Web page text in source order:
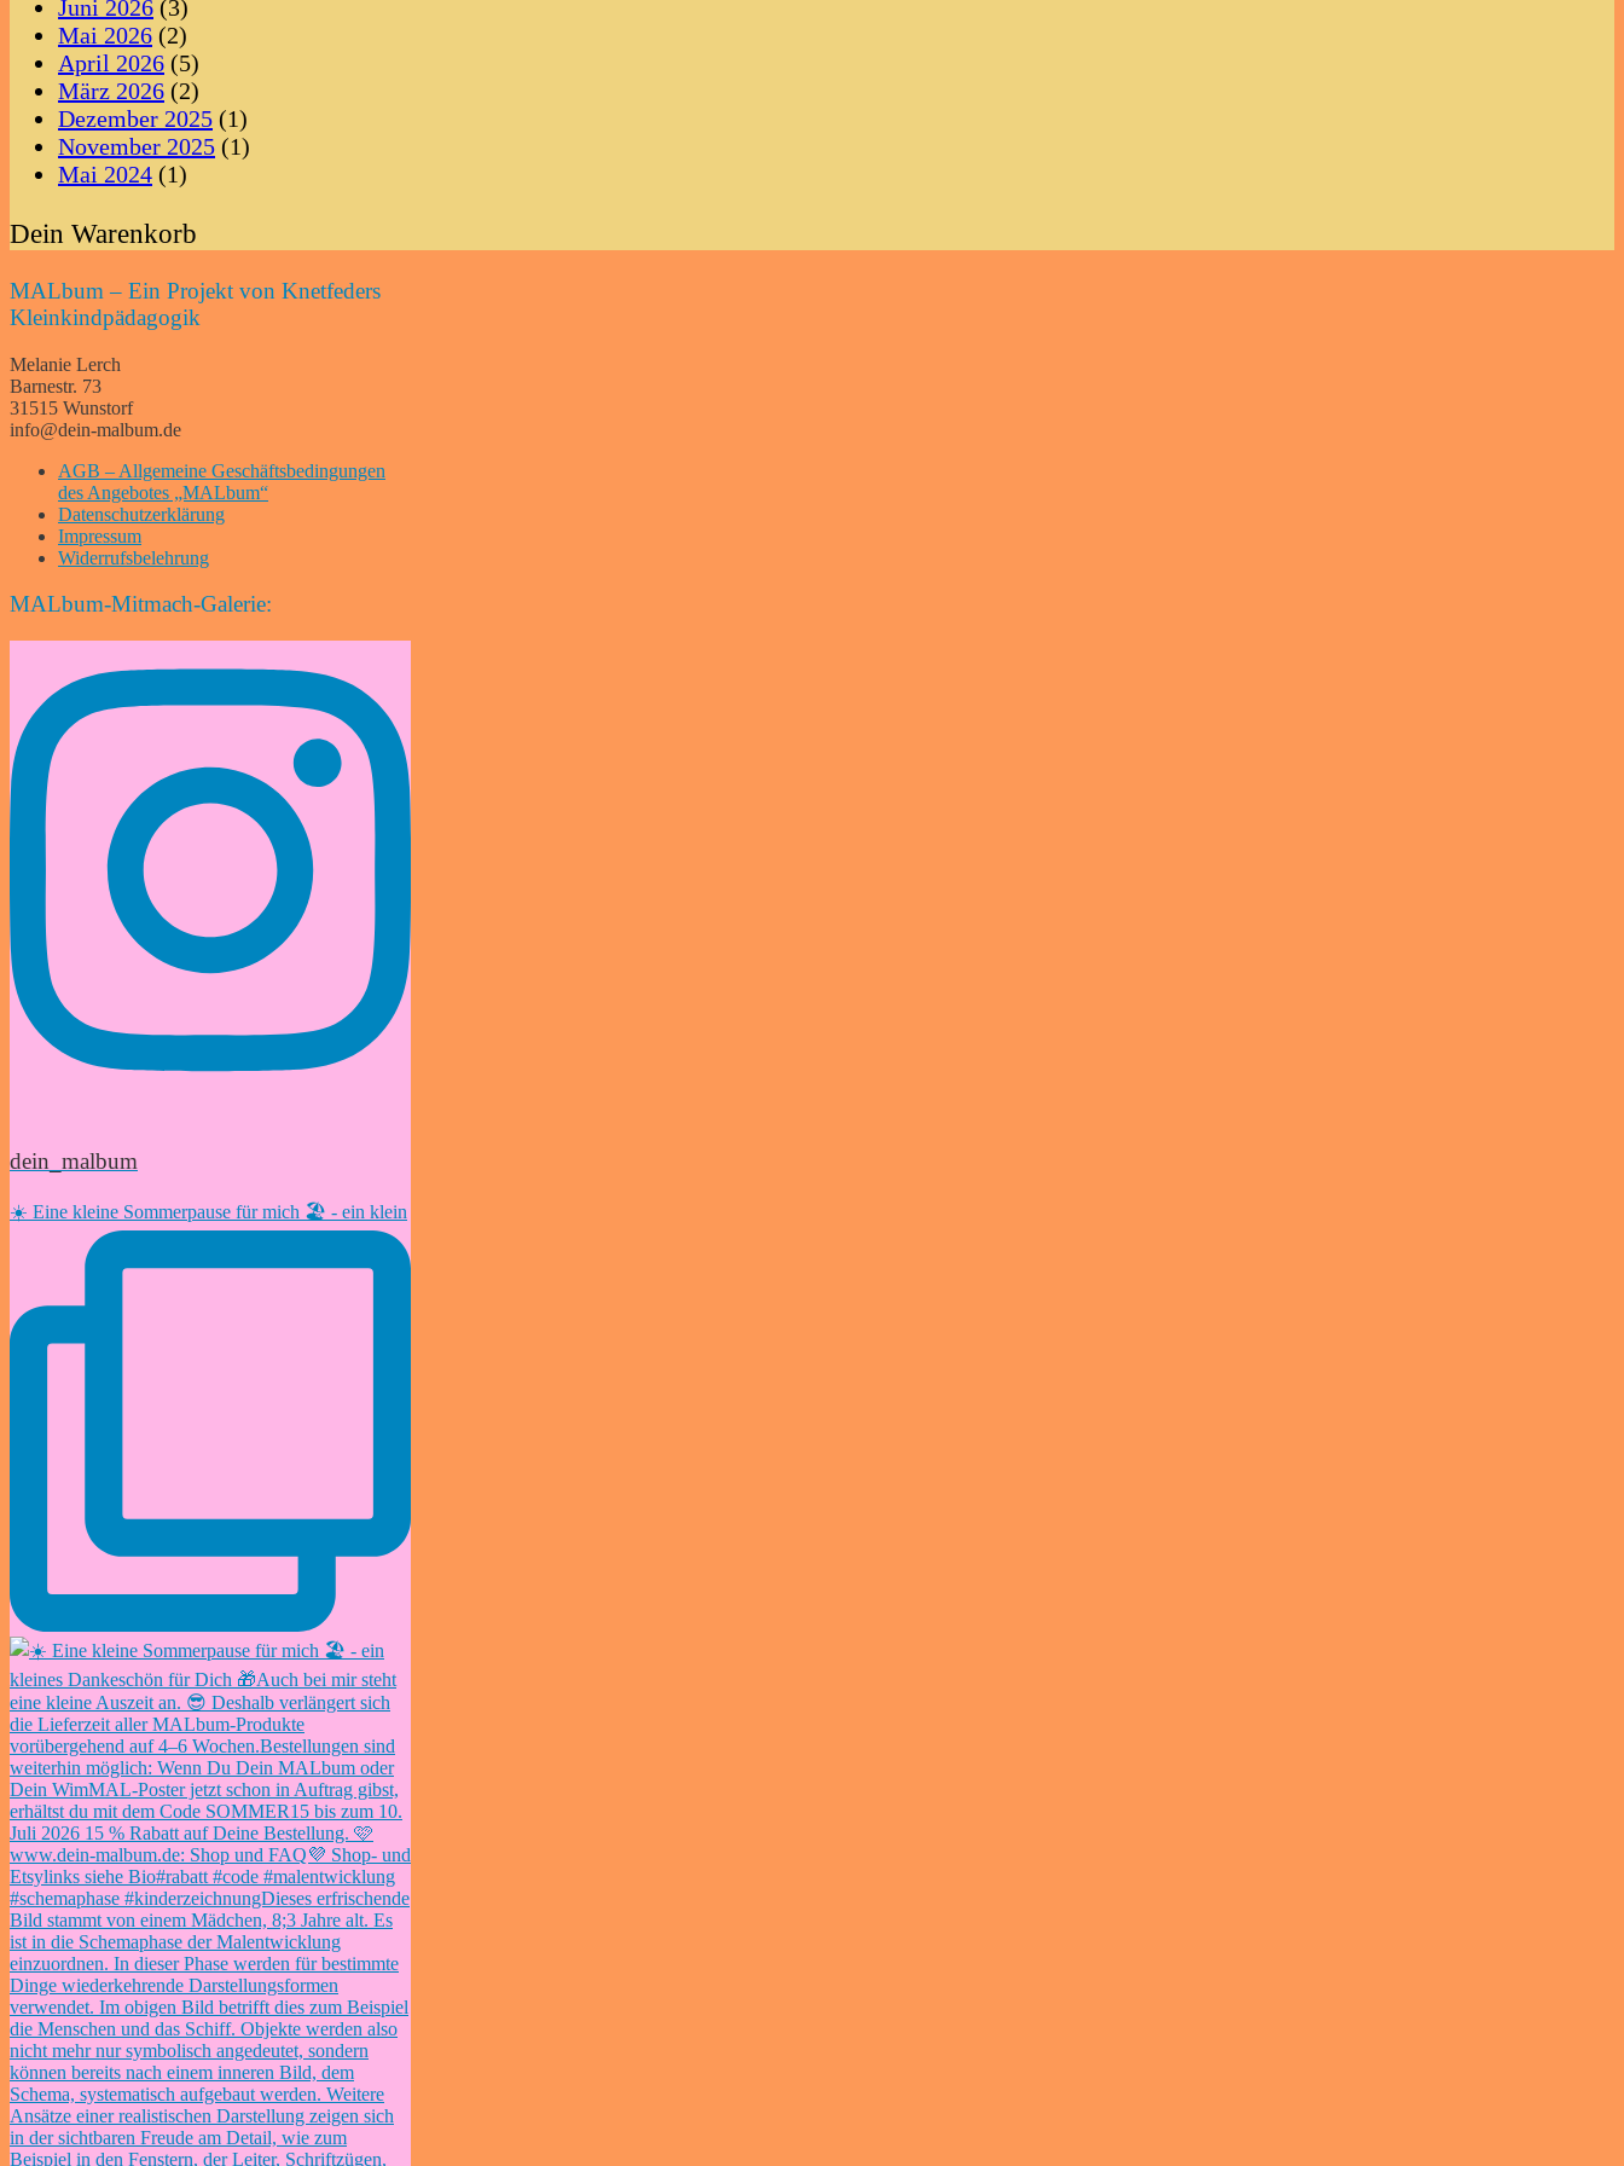
Juni 2026 (3)
Mai 2026 (2)
April 2026 (5)
März 2026 (2)
Dezember 2025 (1)
November 2025 (1)
Mai 2024 (1)
Dein Warenkorb
MALbum – Ein Projekt von Knetfeders
Kleinkindpädagogik
Melanie Lerch
Barnestr. 73
31515 Wunstorf
info@dein-malbum.de
AGB – Allgemeine Geschäftsbedingungen
des Angebotes „MALbum“
Datenschutzerklärung
Impressum
Widerrufsbelehrung
MALbum-Mitmach-Galerie:
dein_malbum
☀️ Eine kleine Sommerpause für mich 🏖️ - ein klein